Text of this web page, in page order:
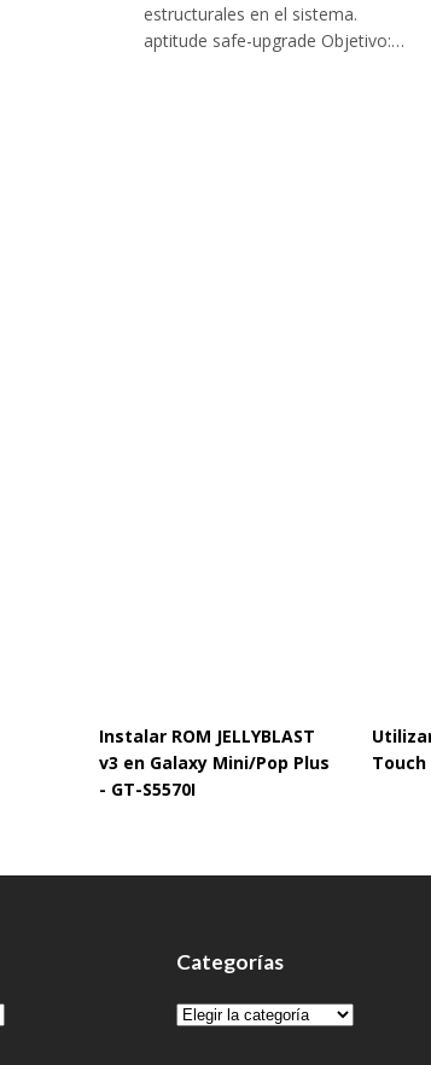
estructurales en el sistema.
aptitude safe-upgrade Objetivo:…
Instalar ROM JELLYBLAST
v3 en Galaxy Mini/Pop Plus
- GT-S5570I
Categorías
Categorías